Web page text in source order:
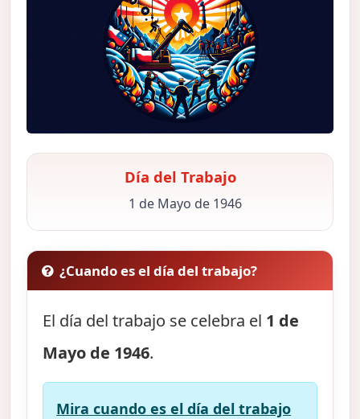
Día del Trabajo
1 de Mayo de 1946
¿Cuando es el día del trabajo?
El día del trabajo se celebra el 1 de
Mayo de 1946.
Mira cuando es el día del trabajo